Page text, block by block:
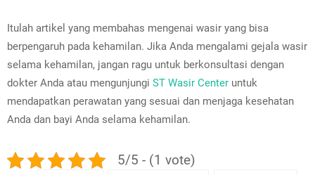
Itulah artikel yang membahas mengenai wasir yang bisa
berpengaruh pada kehamilan. Jika Anda mengalami gejala wasir
selama kehamilan, jangan ragu untuk berkonsultasi dengan
dokter Anda atau mengunjungi ST Wasir Center untuk
mendapatkan perawatan yang sesuai dan menjaga kesehatan
Anda dan bayi Anda selama kehamilan.
5/5 - (1 vote)